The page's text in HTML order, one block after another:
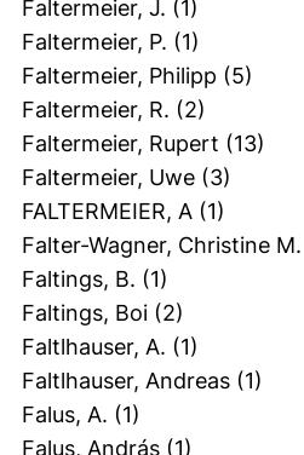
Faltermeier, J. (1)
Faltermeier, P. (1)
Faltermeier, Philipp (5)
Faltermeier, R. (2)
Faltermeier, Rupert (13)
Faltermeier, Uwe (3)
FALTERMEIER, A (1)
Falter-Wagner, Christine M.
Faltings, B. (1)
Faltings, Boi (2)
Faltlhauser, A. (1)
Faltlhauser, Andreas (1)
Falus, A. (1)
Falus, András (1)